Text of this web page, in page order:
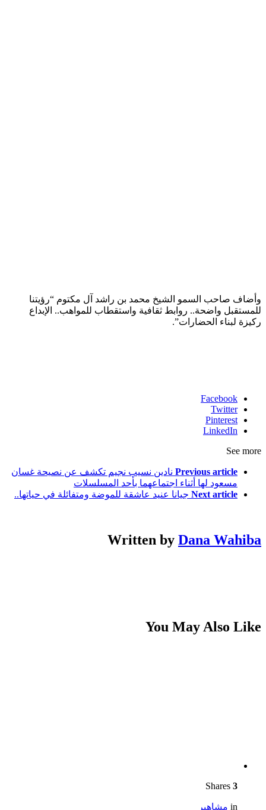
وأضاف صاحب السمو الشيخ محمد بن راشد آل مكتوم “رؤيتنا
للمستقبل واضحة.. روابط ثقافية واستقطاب للمواهب.. الإبداع
ركيزة لبناء الحضارات”.
Facebook
Twitter
Pinterest
LinkedIn
See more
Previous article نادين نسيب نجيم تكشف عن نصيحة غسان
مسعود لها أثناء اجتماعهما بأحد المسلسلات
Next article جيانا عنيد عاشقة للموضة ومتفائلة في حياتها..
Written by Dana Wahiba
You May Also Like
3
in مشاهير